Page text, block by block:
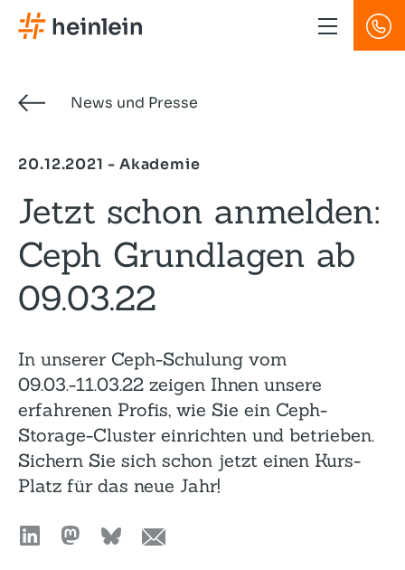
Direkt
zum
News und Presse
20.12.2021 - Akademie
Jetzt schon anmelden:
Ceph Grundlagen ab
09.03.22
In unserer Ceph-Schulung vom
09.03.-11.03.22 zeigen Ihnen unsere
erfahrenen Profis, wie Sie ein Ceph-
Storage-Cluster einrichten und betrieben.
Sichern Sie sich schon jetzt einen Kurs-
Platz für das neue Jahr!